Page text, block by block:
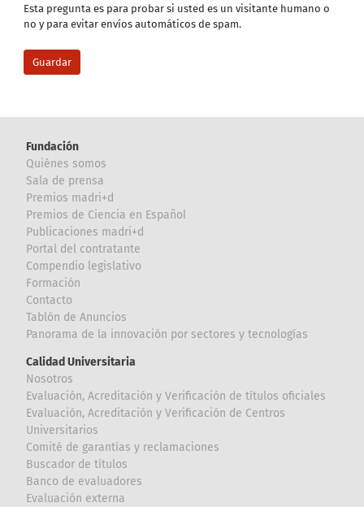
Esta pregunta es para probar si usted es un visitante humano o
no y para evitar envíos automáticos de spam.
Fundación
Quiénes somos
Sala de prensa
Premios madri+d
Premios de Ciencia en Español
Publicaciones madri+d
Portal del contratante
Compendio legislativo
Formación
Contacto
Tablón de Anuncios
Panorama de la innovación por sectores y tecnologías
Calidad Universitaria
Nosotros
Evaluación, Acreditación y Verificación de títulos oficiales
Evaluación, Acreditación y Verificación de Centros
Universitarios
Comité de garantías y reclamaciones
Buscador de títulos
Banco de evaluadores
Evaluación externa